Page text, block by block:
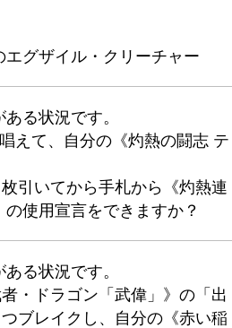
グザイル・クリーチャー
る状況です。
えて、自分の《灼熱の闘志 テ
引いてから手札から《灼熱連
使用宣言をできますか？
る状況です。
・ドラゴン「武偉」》の「出
ブレイクし、自分の《赤い稲